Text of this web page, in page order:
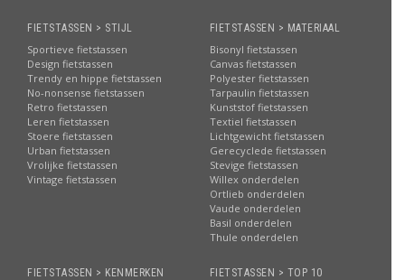
FIETSTASSEN > STIJL
Sportieve fietstassen
Design fietstassen
Trendy en hippe fietstassen
No-nonsense fietstassen
Retro fietstassen
Leren fietstassen
Stoere fietstassen
Urban fietstassen
Vrolijke fietstassen
Vintage fietstassen
FIETSTASSEN > MATERIAAL
Bisonyl fietstassen
Canvas fietstassen
Polyester fietstassen
Tarpaulin fietstassen
Kunststof fietstassen
Textiel fietstassen
Lichtgewicht fietstassen
Gerecyclede fietstassen
Stevige fietstassen
Willex onderdelen
Ortlieb onderdelen
Vaude onderdelen
Basil onderdelen
Thule onderdelen
FIETSTASSEN > KENMERKEN
FIETSTASSEN > TOP 10